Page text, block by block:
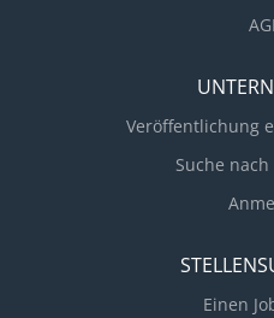
Veröffentlichung
Suche
Einen